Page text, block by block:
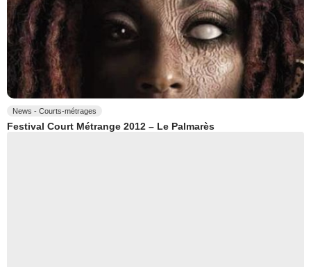
News - Courts-métrages
Festival Court Métrange 2012 – Le Palmarès